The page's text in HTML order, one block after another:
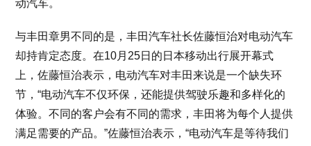
动汽车。
与丰田章男不同的是，丰田汽车社长佐藤恒治对电动汽车
却持肯定态度。在10月25日的日本移动出行展开幕式
上，佐藤恒治表示，电动汽车对丰田来说是一个缺失环
节，“电动汽车不仅环保，还能提供驾驶乐趣和多样化的
体验。不同的客户会有不同的需求，丰田将为每个人提供
满足需要的产品。”佐藤恒治表示，“电动汽车是等待我们